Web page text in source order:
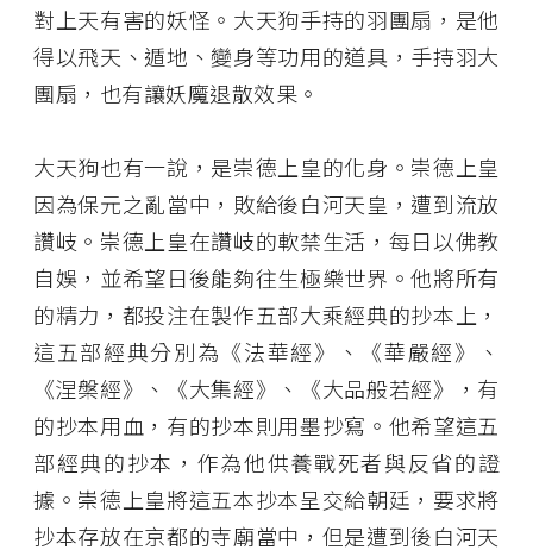
對上天有害的妖怪。大天狗手持的羽團扇，是他
得以飛天、遁地、變身等功用的道具，手持羽大
團扇，也有讓妖魔退散效果。
大天狗也有一說，是崇德上皇的化身。崇德上皇
因為保元之亂當中，敗給後白河天皇，遭到流放
讚岐。崇德上皇在讚岐的軟禁生活，每日以佛教
自娛，並希望日後能夠往生極樂世界。他將所有
的精力，都投注在製作五部大乘經典的抄本上，
這五部經典分別為《法華經》、《華嚴經》、
《涅槃經》、《大集經》、《大品般若經》，有
的抄本用血，有的抄本則用墨抄寫。他希望這五
部經典的抄本，作為他供養戰死者與反省的證
據。崇德上皇將這五本抄本呈交給朝廷，要求將
抄本存放在京都的寺廟當中，但是遭到後白河天